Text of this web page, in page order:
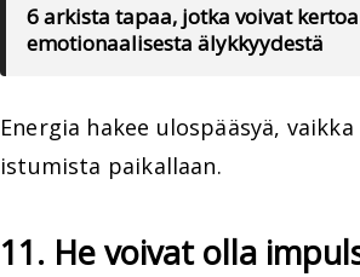
6 arkista tapaa, jotka voivat
emotionaalisesta älykkyydestä
Energia hakee ulospääsyä,
istumista paikallaan.
11. He voivat olla